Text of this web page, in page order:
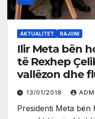
AKTUALITET RAJONI
Ilir Meta bën
të Rexhep
vallëzon dhe
13/01/2018
Presidenti Meta bën